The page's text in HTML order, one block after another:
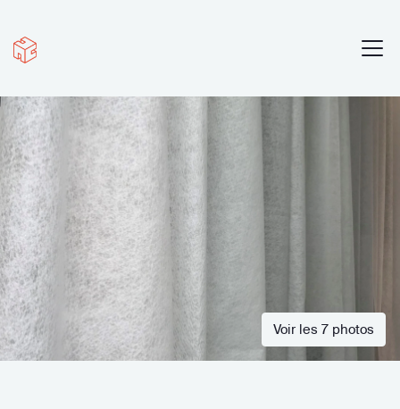
Voir les 7 photos